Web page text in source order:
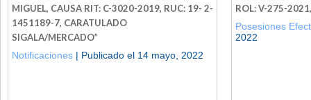
MIGUEL, CAUSA RIT: C-3020-2019, RUC: 19- 2-
1451189-7, CARATULADO
SIGALA/MERCADO”
Notificaciones | Publicado el 14 mayo, 2022
ROL: V-275-
Posesiones
2022